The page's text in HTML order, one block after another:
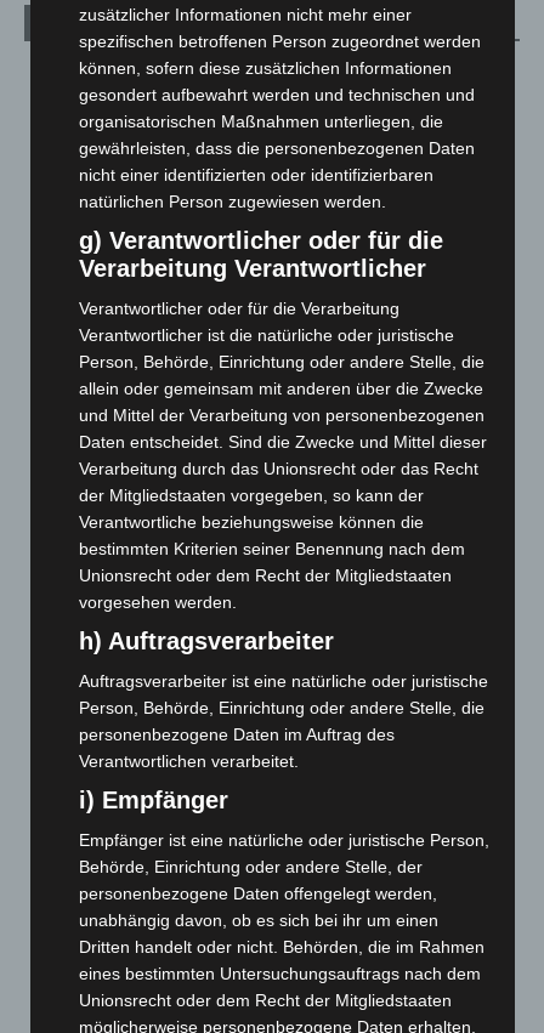
Archiv
August 2026 (9)
Juli 2026
(73)
Juni 2026(139)
Mai 2026(99)
März 2026(115)
Januar 2026(122)
Dezember 2025(103)
November 2025(114)
Oktober 2025(112)
September 2025(93)
August 2025 (90)
Juli 2025(90)
Juni 2025(103)
April 2025
März 2025(111)
Februar 2025(96)
Januar 2025(88)
Dezember 2024(89)
November 2024 (94)
Oktober 2024 (93)
September 2024 (112)
August 2024(107)
Juli 2024(89)
Juni 2024(107)
zusätzlicher Informationen nicht mehr einer
spezifischen betroffenen Person zugeordnet werden
können, sofern diese zusätzlichen Informationen
gesondert aufbewahrt werden und technischen und
organisatorischen Maßnahmen unterliegen, die
gewährleisten, dass die personenbezogenen Daten
nicht einer identifizierten oder identifizierbaren
natürlichen Person zugewiesen werden.
g) Verantwortlicher oder für die
Verarbeitung Verantwortlicher
Verantwortlicher oder für die Verarbeitung
Verantwortlicher ist die natürliche oder juristische
Person, Behörde, Einrichtung oder andere Stelle, die
allein oder gemeinsam mit anderen über die Zwecke
und Mittel der Verarbeitung von personenbezogenen
Daten entscheidet. Sind die Zwecke und Mittel dieser
Verarbeitung durch das Unionsrecht oder das Recht
der Mitgliedstaaten vorgegeben, so kann der
Verantwortliche beziehungsweise können die
bestimmten Kriterien seiner Benennung nach dem
Unionsrecht oder dem Recht der Mitgliedstaaten
vorgesehen werden.
h) Auftragsverarbeiter
Auftragsverarbeiter ist eine natürliche oder juristische
Person, Behörde, Einrichtung oder andere Stelle, die
personenbezogene Daten im Auftrag des
Verantwortlichen verarbeitet.
i) Empfänger
Empfänger ist eine natürliche oder juristische Person,
Behörde, Einrichtung oder andere Stelle, der
personenbezogene Daten offengelegt werden,
unabhängig davon, ob es sich bei ihr um einen
Dritten handelt oder nicht. Behörden, die im Rahmen
eines bestimmten Untersuchungsauftrags nach dem
Unionsrecht oder dem Recht der Mitgliedstaaten
möglicherweise personenbezogene Daten erhalten,